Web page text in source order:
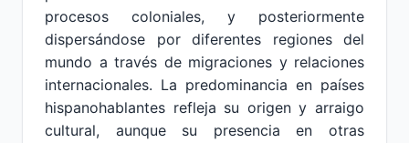
procesos coloniales, y posteriormente
dispersándose por diferentes regiones del
mundo a través de migraciones y relaciones
internacionales. La predominancia en países
hispanohablantes refleja su origen y arraigo
cultural, aunque su presencia en otras